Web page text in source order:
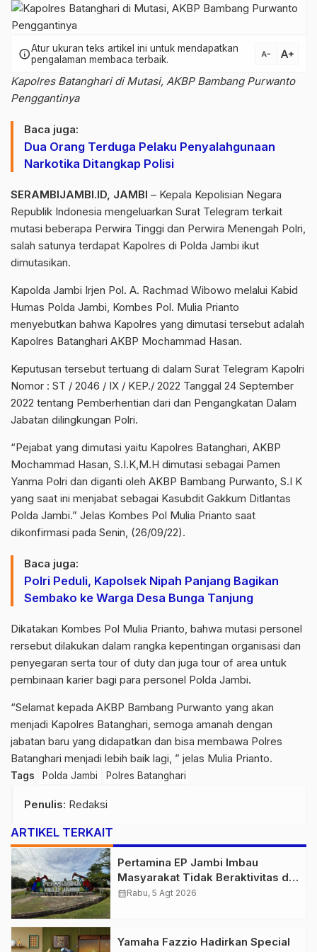
infoAtur ukuran teks artikel ini untuk mendapatkan
pengalaman membaca terbaik.
text_decrease text_increase
Kapolres Batanghari di Mutasi, AKBP Bambang Purwanto
Penggantinya
Baca juga:
Dua Orang Terduga Pelaku Penyalahgunaan
Narkotika Ditangkap Polisi
SERAMBIJAMBI.ID, JAMBI – Kepala Kepolisian Negara
Republik Indonesia mengeluarkan Surat Telegram terkait
mutasi beberapa Perwira Tinggi dan Perwira Menengah Polri,
salah satunya terdapat Kapolres di Polda Jambi ikut
dimutasikan.
Kapolda Jambi Irjen Pol. A. Rachmad Wibowo melalui Kabid
Humas Polda Jambi, Kombes Pol. Mulia Prianto
menyebutkan bahwa Kapolres yang dimutasi tersebut adalah
Kapolres Batanghari AKBP Mochammad Hasan.
Keputusan tersebut tertuang di dalam Surat Telegram Kapolri
Nomor : ST / 2046 / IX / KEP./ 2022 Tanggal 24 September
2022 tentang Pemberhentian dari dan Pengangkatan Dalam
Jabatan dilingkungan Polri.
“Pejabat yang dimutasi yaitu Kapolres Batanghari, AKBP
Mochammad Hasan, S.I.K,M.H dimutasi sebagai Pamen
Yanma Polri dan diganti oleh AKBP Bambang Purwanto, S.I K
yang saat ini menjabat sebagai Kasubdit Gakkum Ditlantas
Polda Jambi.” Jelas Kombes Pol Mulia Prianto saat
dikonfirmasi pada Senin, (26/09/22).
Baca juga:
Polri Peduli, Kapolsek Nipah Panjang Bagikan
Sembako ke Warga Desa Bunga Tanjung
Dikatakan Kombes Pol Mulia Prianto, bahwa mutasi personel
rersebut dilakukan dalam rangka kepentingan organisasi dan
penyegaran serta tour of duty dan juga tour of area untuk
pembinaan karier bagi para personel Polda Jambi.
“Selamat kepada AKBP Bambang Purwanto yang akan
menjadi Kapolres Batanghari, semoga amanah dengan
jabatan baru yang didapatkan dan bisa membawa Polres
Batanghari menjadi lebih baik lagi, ” jelas Mulia Prianto.
Tags Polda Jambi Polres Batanghari
Penulis: Redaksi
ARTIKEL TERKAIT
Pertamina EP Jambi Imbau
Masyarakat Tidak Beraktivitas di
Atas Jalur Pipa Migas Demi
calendar_monthRabu, 5 Agt 2026
Yamaha Fazzio Hadirkan Special